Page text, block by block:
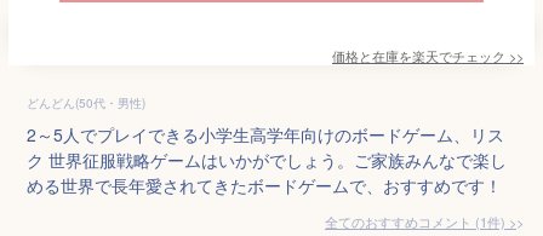
価格と在庫を楽天でチェック >>
どんどん(50代・男性)
2～5人でプレイできる小学生高学年向けのボードゲーム、リス
ク 世界征服戦略ゲームはいかがでしょう。ご家族みんなで楽し
める世界で長年愛されてきたボードゲームで、おすすめです！
全てのおすすめコメント (1件) >